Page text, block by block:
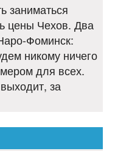
заниматься
цены Чехов. Два
Фоминск:
никому ничего
для всех.
за